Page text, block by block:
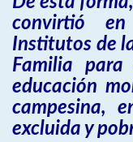
convirtió
Institutos de
Familia
educación
campesina,
excluida y